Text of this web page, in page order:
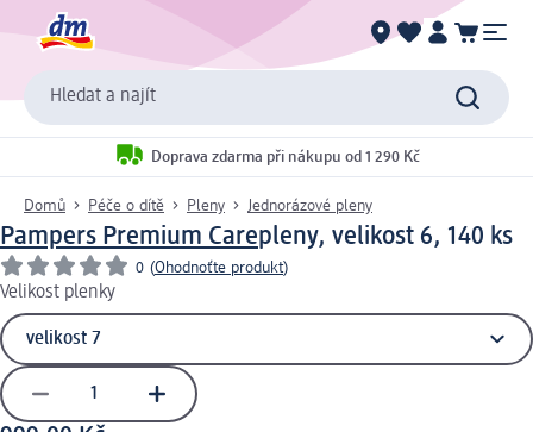
Hledat a najít
Doprava zdarma při nákupu od 1 290 Kč
Domů Péče o dítě Pleny Jednorázové pleny
Pampers Premium Carepleny, velikost 6, 140 ks
0 (Ohodnoťte produkt)
Velikost plenky